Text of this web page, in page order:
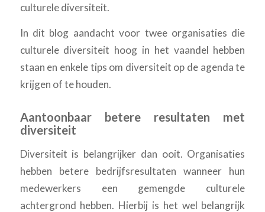
culturele diversiteit.
In dit blog aandacht voor twee organisaties die
culturele diversiteit hoog in het vaandel hebben
staan en enkele tips om diversiteit op de agenda te
krijgen of te houden.
Aantoonbaar betere resultaten met
diversiteit
Diversiteit is belangrijker dan ooit. Organisaties
hebben betere bedrijfsresultaten wanneer hun
medewerkers een gemengde culturele
achtergrond hebben. Hierbij is het wel belangrijk